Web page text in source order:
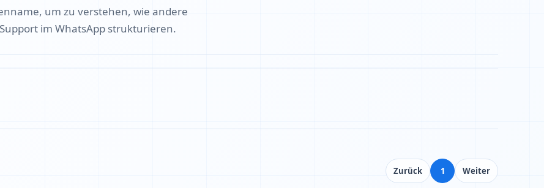
um zu verstehen, wie andere
im WhatsApp strukturieren.
Zurück 1 Weiter